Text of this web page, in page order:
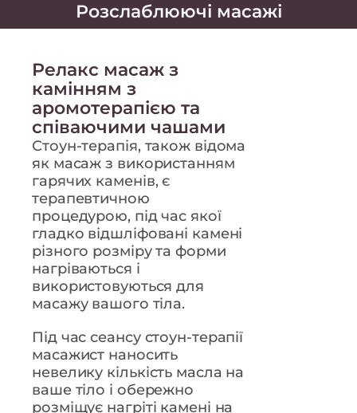
Розслаблюючі масажі
Релакс масаж з
камінням з
аромотерапією та
співаючими чашами
Стоун-терапія, також відома
як масаж з використанням
гарячих каменів, є
терапевтичною
процедурою, під час якої
гладко відшліфовані камені
різного розміру та форми
нагріваються і
використовуються для
масажу вашого тіла.
Під час сеансу стоун-терапії
масажист наносить
невелику кількість масла на
ваше тіло і обережно
розміщує нагріті камені на